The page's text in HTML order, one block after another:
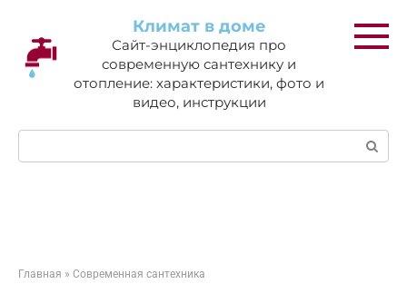
контенту
Климат в доме
Сайт-энциклопедия про
современную сантехнику и
отопление: характеристики, фото и
видео, инструкции
Поиск:
Главная » Современная сантехника